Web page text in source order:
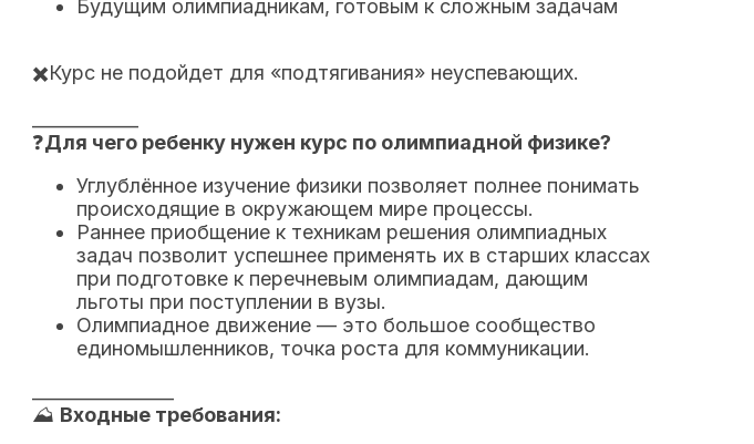
Будущим олимпиадникам, готовым к сложным задачам
✖️Курс не подойдет для «подтягивания» неуспевающих.
❓Для чего ребенку нужен курс по олимпиадной физике?
Углублённое изучение физики позволяет полнее понимать
происходящие в окружающем мире процессы.
Раннее приобщение к техникам решения олимпиадных
задач позволит успешнее применять их в старших классах
при подготовке к перечневым олимпиадам, дающим
льготы при поступлении в вузы.
Олимпиадное движение — это большое сообщество
единомышленников, точка роста для коммуникации.
⛰️ Входные требования: